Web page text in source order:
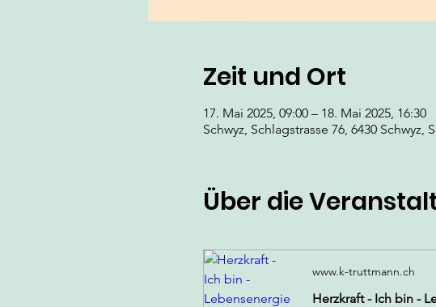
Zeit und Ort
17. Mai 2025, 09:00 – 18. Mai 2025, 16:30
Schwyz, Schlagstrasse 76, 6430 Schwyz,
Über die
www.k-truttmann.ch
Herzkraft - Ich bin -